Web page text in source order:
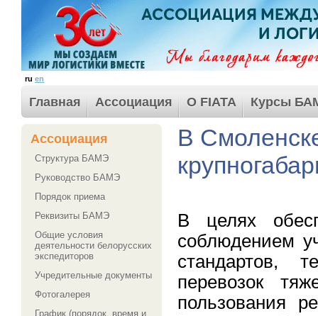
ru en
Главная Ассоциация О FIATA Курсы
Ассоциация
Структура БАМЭ
Руководство БАМЭ
Порядок приема
Реквизиты БАМЭ
Общие условия
деятельности белорусских
экспедиторов
Учредительные документы
Фотогалерея
График (порядок, время и
В
В целях
соблюдением
стандартов,
перевозок
пользования